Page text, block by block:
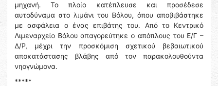
μηχανή. Το πλοίο κατέπλευσε και προσέδεσε
αυτοδύναμα στο λιμάνι του Βόλου, όπου αποβιβάστηκε
με ασφάλεια ο ένας επιβάτης του. Από το Κεντρικό
Λιμεναρχείο Βόλου απαγορεύτηκε ο απόπλους του Ε/Γ –
Δ/Ρ, μέχρι την προσκόμιση σχετικού βεβαιωτικού
αποκατάστασης βλάβης από τον παρακολουθούντα
νηογνώμονα.
*****